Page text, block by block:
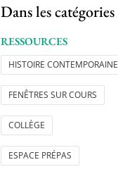
Dans les catégories
RESSOURCES
HISTOIRE CONTEMPORAINE
FENÊTRES SUR COURS
COLLÈGE
ESPACE PRÉPAS